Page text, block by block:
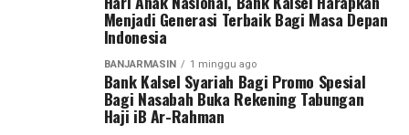
Turnamen ini diikuti 27 tim, terdiri dari 13 klub asal
Kalimantan Selatan dan 14 klub asal Kalimantan
Tengah. Dua tim terbaik dari masing-masing provinsi
akan melaju ke putaran final Pangdam XXII/Tambun
Bungai Cup 2026 yang dijadwalkan berlangsung di
Stadion Sangga Buana, Kalimantan Tengah, pada 6–8
Menjadi Generasi Terbaik Bagi Masa Depan
Indonesia
BANJARMASIN 1 minggu ago
Bank Kalsel Syariah Bagi Promo Spesial
Bagi Nasabah Buka Rekening Tabungan
Haji iB Ar-Rahman